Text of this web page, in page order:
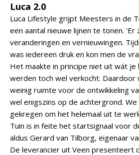
Luca 2.0
Luca Lifestyle grijpt Meesters in de
een aantal nieuwe lijnen te tonen. 'Er
veranderingen en vernieuwingen.
was iedereen druk en kon men de
Het maakte in principe niet uit wát je
werden toch wel verkocht. Daardoor
weinig ruimte voor de ontwikkeling
wel enigszins op de achtergrond. We
gekregen om het helemaal uit te
Tuin is in feite het startsignaal voor
aldus Gerard van Tilborg, eigenaar
De leverancier uit Veen presenteert